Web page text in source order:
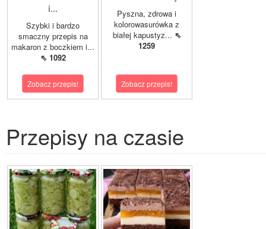
i...
Szybki i bardzo
smaczny przepis na
makaron z boczkiem i...
⇖ 1092
Zobacz przepis!
Pyszna, zdrowa i
kolorowasurówka z
białej kapustyz... ⇖
1259
Zobacz przepis!
Przepisy na czasie